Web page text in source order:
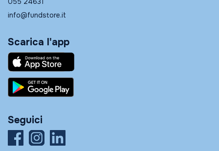
info@fundstore.it
Scarica l'app
Seguici